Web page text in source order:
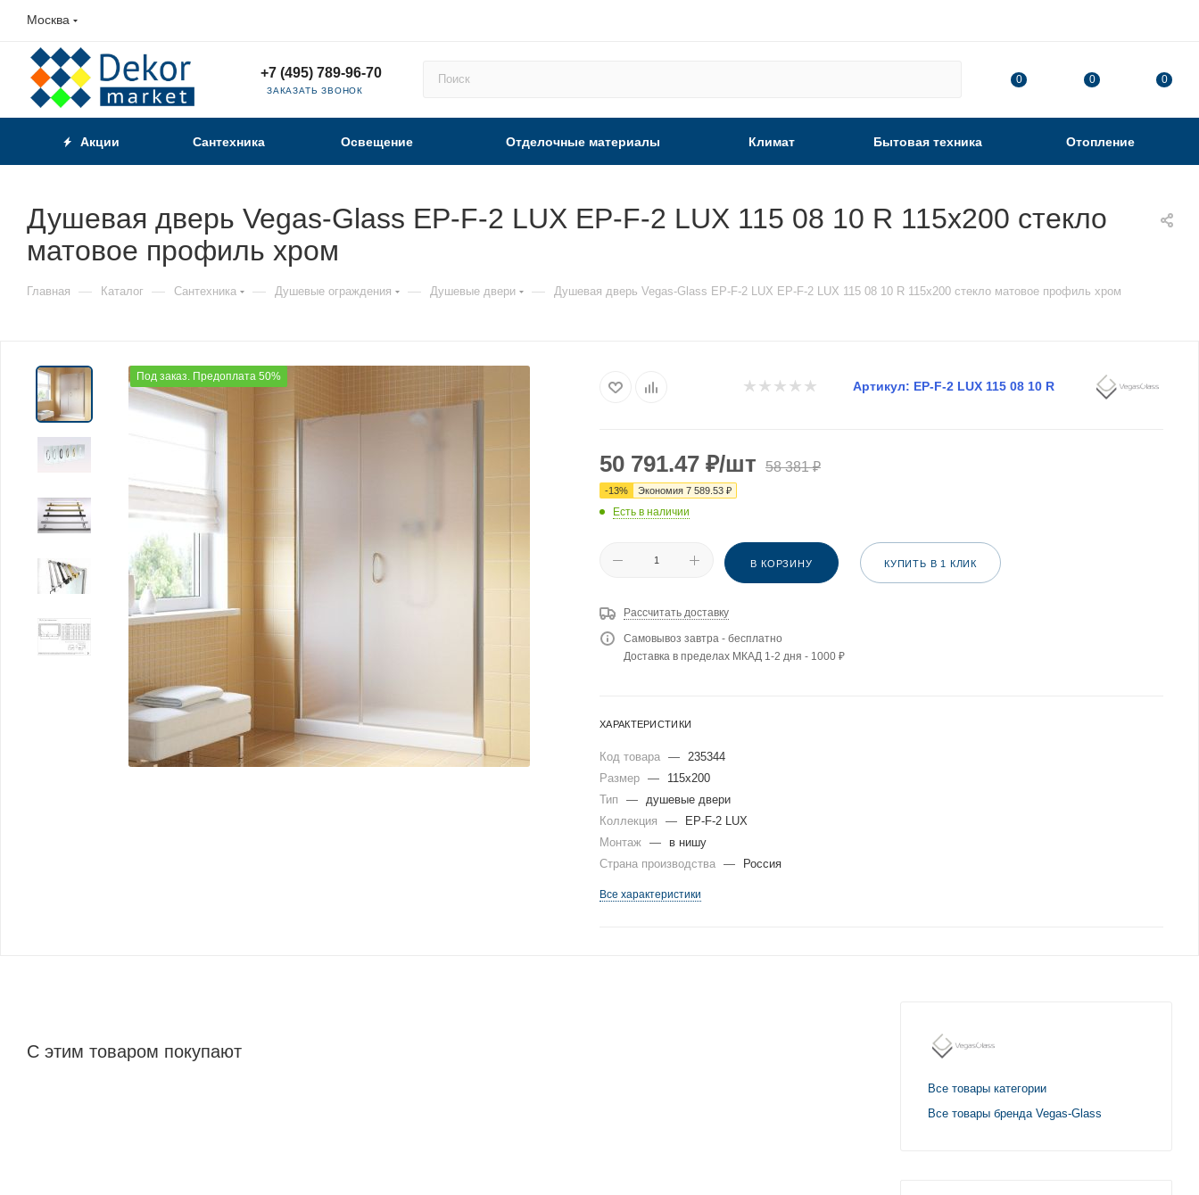
Москва
+7 (495) 789-96-70
ЗАКАЗАТЬ ЗВОНОК
0 0 0
Акции Сантехника Освещение Отделочные материалы Климат Бытовая техника Отопление
Душевая дверь Vegas-Glass EP-F-2 LUX EP-F-2 LUX 115 08 10 R 115х200 стекло
матовое профиль хром
Главная — Каталог — Сантехника — Душевые ограждения — Душевые двери — Душевая дверь Vegas-Glass EP-F-2 LUX EP-F-2 LUX 115 08 10 R 115х200 стекло матовое профиль хром
Под заказ. Предоплата 50%
Артикул: EP-F-2 LUX 115 08 10 R
50 791.47 ₽/шт 58 381₽
-13% Экономия 7 589.53 ₽
Есть в наличии
В КОРЗИНУ КУПИТЬ В 1 КЛИК
Рассчитать доставку
Самовывоз завтра - бесплатно
Доставка в пределах МКАД 1-2 дня - 1000 ₽
ХАРАКТЕРИСТИКИ
Код товара — 235344
Размер —
115x200
Тип
— душевые двери
Коллекция
—
EP-F-2 LUX
Монтаж —
в нишу
Страна производства — Россия
Все характеристики
С этим товаром покупают
Все товары категории
Все товары бренда Vegas-Glass